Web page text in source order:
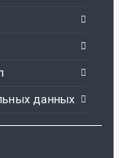
данных